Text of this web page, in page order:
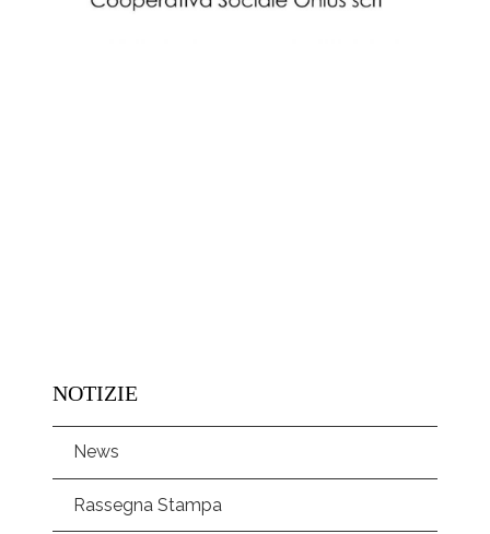
NOTIZIE
News
Rassegna Stampa